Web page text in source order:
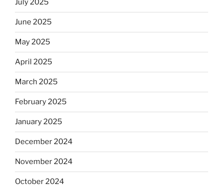
July 2025
June 2025
May 2025
April 2025
March 2025
February 2025
January 2025
December 2024
November 2024
October 2024